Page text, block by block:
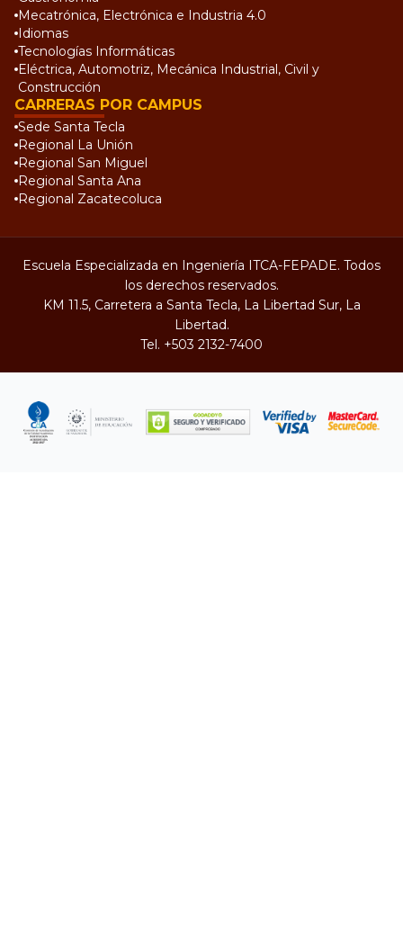
Mecatrónica, Electrónica e Industria 4.0
Idiomas
Tecnologías Informáticas
Eléctrica, Automotriz, Mecánica Industrial, Civil y
Construcción
CARRERAS POR CAMPUS
Sede Santa Tecla
Regional La Unión
Regional San Miguel
Regional Santa Ana
Regional Zacatecoluca
Escuela Especializada en Ingeniería ITCA-FEPADE. Todos
los derechos reservados.
KM 11.5, Carretera a Santa Tecla, La Libertad Sur, La
Libertad.
Tel. +503 2132-7400